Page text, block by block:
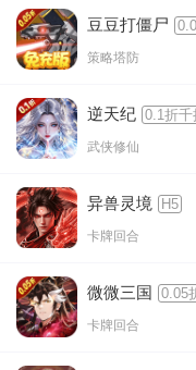
豆豆打僵尸
策略塔防
逆天纪 0.1折
武侠修仙
异兽灵境 H5
卡牌回合
微微三国 0.05
卡牌回合